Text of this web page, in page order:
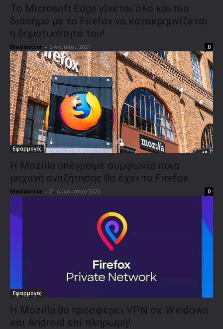
Το Microsoft Edge γίνεται όλο και πιο
διάσημο με το Firefox να κατακρημνίζεται
η δημοτικότητά του!
Maddoctor - 5 Απριλίου 2021 0
Εφαρμογές
Η Mozilla υπέγραψε συμφωνία ποια
μηχανή αναζήτησης θα έχει το Firefox.
Maddoctor - 21 Αυγούστου 2020 0
Εφαρμογές
Η Mozilla θα προσφέρει VPN σε Windows
και Android επί πληρωμή!